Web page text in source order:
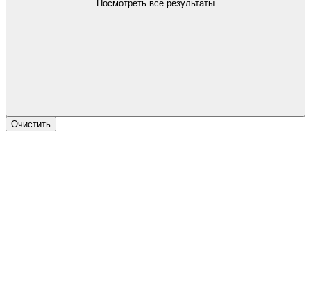
Посмотреть все результаты
Очистить